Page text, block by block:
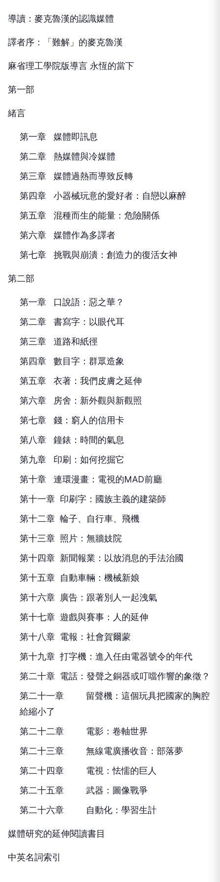
導讀：麥克魯漢的認識媒體
譯者序：「難解」的麥克魯漢
麻省理工學院版導言 永恆的當下
第一部
緒言
第一章 媒體即訊息
第二章 熱媒體與冷媒體
第三章 媒體過熱而導致反轉
第四章 小器械玩意的愛好者：自戀以麻醉
第五章 混種而生的能量：危險關係
第六章 媒體作為多譯者
第七章 挑戰與崩潰：創造力的復活女神
第二部
第一章 口說語：惡之華？
第二章 書寫字：以眼代耳
第三章 道路和紙徑
第四章 數目字：群眾造象
第五章 衣著：我們皮膚之延伸
第六章 房舍：新外觀與新觀照
第七章 錢：窮人的信用卡
第八章 鐘錶：時間的氣息
第九章 印刷：如何挖掘它
第十章 連環漫畫：電視的MAD前廳
第十一章 印刷字：國族主義的建築師
第十二章 輪子、自行車、飛機
第十三章 照片：無牆妓院
第十四章 新聞報業：以放消息的手法治國
第十五章 自動車輛：機械新娘
第十六章 廣告：跟著別人一起洩氣
第十七章 遊戲與賽事：人的延伸
第十八章 電報：社會賀爾蒙
第十九章 打字機：進入任由電器號令的年代
第二十章 電話：發聲之銅器或叮噹作響的象徵？
第二十一章 留聲機：這個玩具把國家的胸腔
給縮小了
第二十二章 電影：卷軸世界
第二十三章 無線電廣播收音：部落夢
第二十四章 電視：怯懦的巨人
第二十五章 武器：圖像戰爭
第二十六章 自動化：學習生計
媒體研究的延伸閱讀書目
中英名詞索引